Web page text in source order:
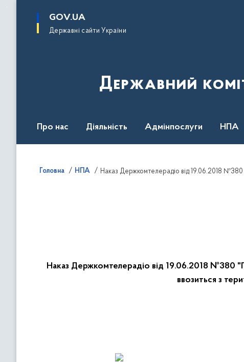
основного
GOV.UA
Державні сайти України
Державний
Про нас Діяльність Адмінпослуги НПА
Головна НПА
Наказ Держкомтелерадіо від 19.06.2018 №380
ввозиться з